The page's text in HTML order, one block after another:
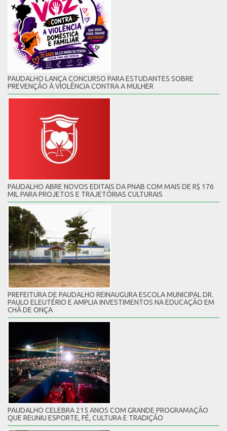
PAUDALHO LANÇA CONCURSO PARA ESTUDANTES SOBRE
PREVENÇÃO À VIOLÊNCIA CONTRA A MULHER
PAUDALHO ABRE NOVOS EDITAIS DA PNAB COM MAIS DE R$ 176
MIL PARA PROJETOS E TRAJETÓRIAS CULTURAIS
PREFEITURA DE PAUDALHO REINAUGURA ESCOLA MUNICIPAL DR.
PAULO ELEUTÉRIO E AMPLIA INVESTIMENTOS NA EDUCAÇÃO EM
CHÃ DE ONÇA
PAUDALHO CELEBRA 215 ANOS COM GRANDE PROGRAMAÇÃO
QUE REUNIU ESPORTE, FÉ, CULTURA E TRADIÇÃO